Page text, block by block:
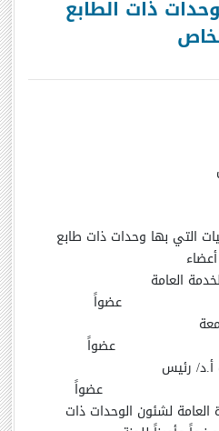
ذات الطابع
التي بها وحدات ذات طابع
العامة
عضواً
الجامعة
أ.د/ رئيس
عضواً
العامة لشئون الوحدات ذات